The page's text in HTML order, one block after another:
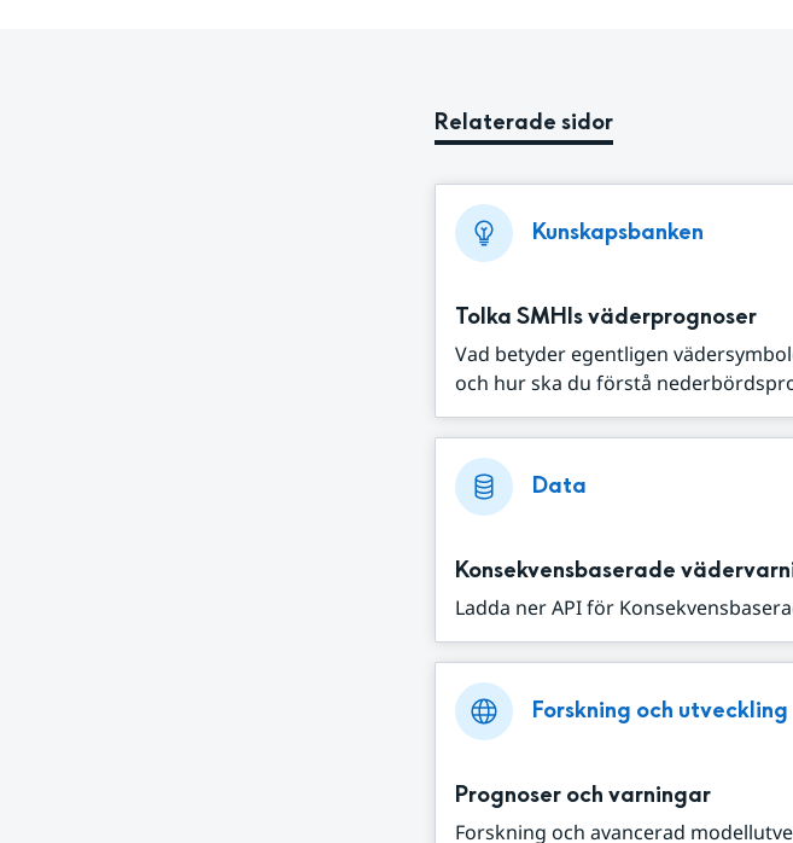
Relaterade sidor
Kunskapsbanken
Tolka SMHIs väderprognoser
Vad betyder egentligen
och hur ska du förstå
Data
Konsekvensbaserade
Ladda ner API för
Forskning och utveckling
Prognoser och varningar
Forskning och avancerad